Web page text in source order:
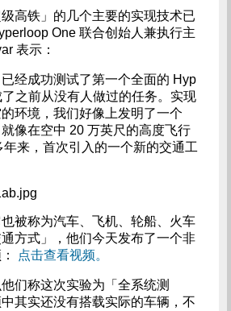
高铁」的几个主要的实现技术已
One 联合创始人兼执行主
表示：
已经成功测试了第一个全面的 Hyp
之前从没有人做过的任务。实现
环境，我们好像上发明了一个
就像在空中 20 万英尺的高度飞行
来，首次引入的一个新的交通工
被称为汽车、飞机、轮船、火车
方式」，他们今天发布了一个非
点击查看视频。
们称这次实验为「全系统测
其实还没有搭载实际的车辆，不